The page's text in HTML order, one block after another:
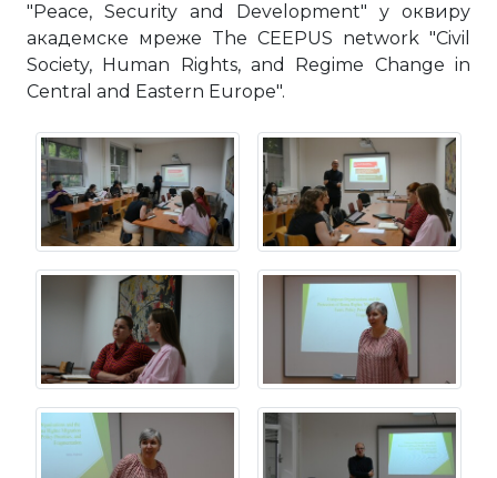
"Peace, Security and Development" у оквиру
академске мреже The CEEPUS network "Civil
Society, Human Rights, and Regime Change in
Central and Eastern Europe".